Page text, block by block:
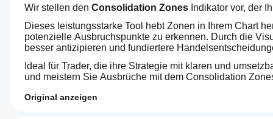
Wir stellen den Consolidation Zones Indikator vor, der
Dieses leistungsstarke Tool hebt Zonen in Ihrem Chart
potenzielle Ausbruchspunkte zu erkennen. Durch die
besser antizipieren und fundiertere
Ideal für Trader, die ihre Strategie mit klaren und
und meistern Sie Ausbrüche mit dem Consolidation
Original anzeigen